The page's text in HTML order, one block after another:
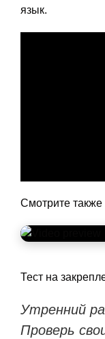
язык.
Смотрите также
Тест на
Утренний
Проверь